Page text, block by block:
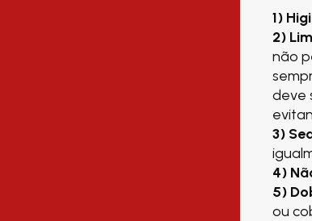
1)
2)
não
deve
3)
4)
5)
ou